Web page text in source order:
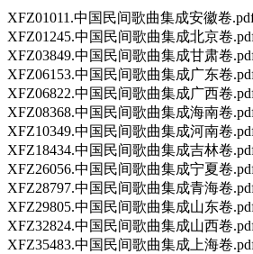
XFZ01011.中国民间歌曲集成安徽卷
XFZ01245.中国民间歌曲集成北京卷
XFZ03849.中国民间歌曲集成甘肃卷
XFZ06153.中国民间歌曲集成广东卷
XFZ06822.中国民间歌曲集成广西卷
XFZ08368.中国民间歌曲集成海南卷
XFZ10349.中国民间歌曲集成河南卷
XFZ18434.中国民间歌曲集成吉林卷
XFZ26056.中国民间歌曲集成宁夏卷
XFZ28797.中国民间歌曲集成青海卷
XFZ29805.中国民间歌曲集成山东卷
XFZ32824.中国民间歌曲集成山西卷
XFZ35483.中国民间歌曲集成上海卷